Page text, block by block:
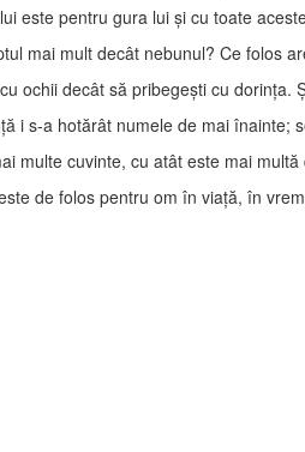
este pentru gura lui şi cu toate
mai mult decât nebunul? Ce folos
ochii decât să pribegeşti cu dorinţa.
i s-a hotărât numele de mai înainte;
multe cuvinte, cu atât este mai
de folos pentru om în viaţă, în